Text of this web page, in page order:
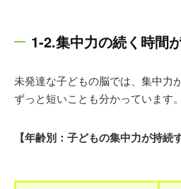
1-2.集中力の続く時間
未発達な子どもの脳では、集中力
ずっと短いことも分かっています。
【年齢別：子どもの集中力が持続